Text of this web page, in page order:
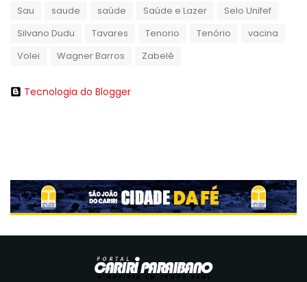
Sau
saude saúde Saúde e Lazer
Selo Unifef
Silvano Dudu
Tavares Tenorio Tenório
vacina
Volei
Wagner Barros Zabelê
Tecnologia do Blogger